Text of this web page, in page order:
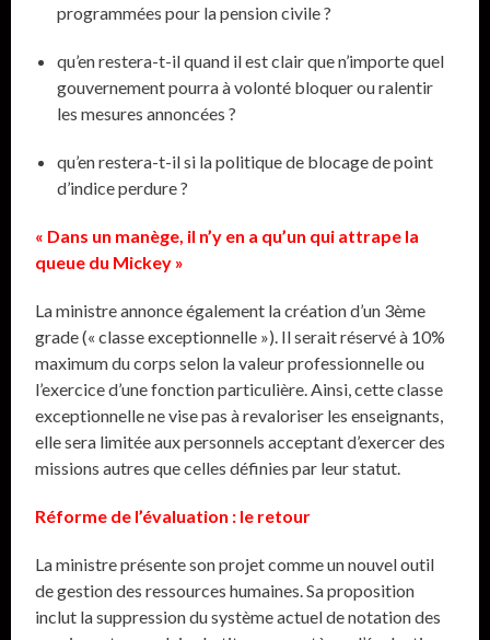
programmées pour la pension civile ?
qu’en restera-t-il quand il est clair que n’importe quel
gouvernement pourra à volonté bloquer ou ralentir
les mesures annoncées ?
qu’en restera-t-il si la politique de blocage de point
d’indice perdure ?
« Dans un manège, il n’y en a qu’un qui attrape la
queue du Mickey »
La ministre annonce également la création d’un 3ème
grade (« classe exceptionnelle »). Il serait réservé à 10%
maximum du corps selon la valeur professionnelle ou
l’exercice d’une fonction particulière. Ainsi, cette classe
exceptionnelle ne vise pas à revaloriser les enseignants,
elle sera limitée aux personnels acceptant d’exercer des
missions autres que celles définies par leur statut.
Réforme de l’évaluation : le retour
La ministre présente son projet comme un nouvel outil
de gestion des ressources humaines. Sa proposition
inclut la suppression du système actuel de notation des